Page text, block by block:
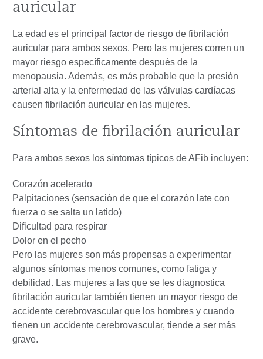
auricular
La edad es el principal factor de riesgo de fibrilación
auricular para ambos sexos. Pero las mujeres corren un
mayor riesgo específicamente después de la
menopausia. Además, es más probable que la presión
arterial alta y la enfermedad de las válvulas cardíacas
causen fibrilación auricular en las mujeres.
Síntomas de fibrilación auricular
Para ambos sexos los síntomas típicos de AFib incluyen:
Corazón acelerado
Palpitaciones (sensación de que el corazón late con
fuerza o se salta un latido)
Dificultad para respirar
Dolor en el pecho
Pero las mujeres son más propensas a experimentar
algunos síntomas menos comunes, como fatiga y
debilidad. Las mujeres a las que se les diagnostica
fibrilación auricular también tienen un mayor riesgo de
accidente cerebrovascular que los hombres y cuando
tienen un accidente cerebrovascular, tiende a ser más
grave.